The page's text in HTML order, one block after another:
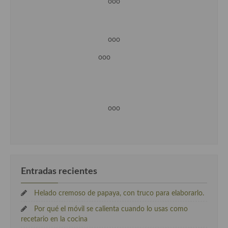
ooo
ooo
ooo
Entradas recientes
Helado cremoso de papaya, con truco para elaborarlo.
Por qué el móvil se calienta cuando lo usas como
recetario en la cocina